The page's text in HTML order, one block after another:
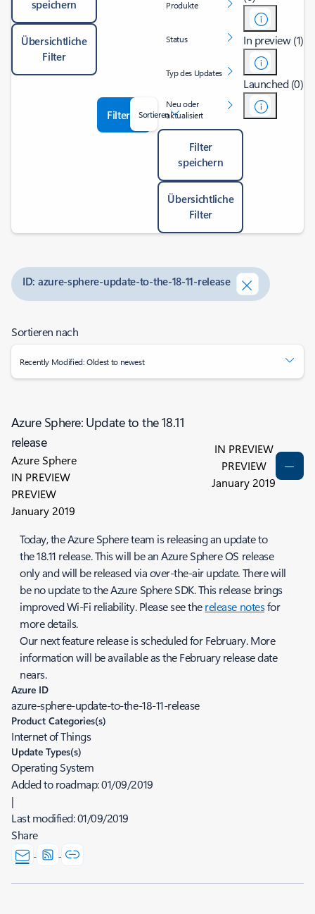
speichern
Übersichtliche
Filter
Filter Sortieren
Produkte
Status
Typ des Updates
Neu oder
aktualisiert
Filter
speichern
Übersichtliche
Filter
In preview (1)
Launched (0)
ID: azure-sphere-update-to-the-18-11-release
Sortieren nach
Recently Modified: Oldest to newest
Azure Sphere: Update to the 18.11
release
Azure Sphere
IN PREVIEW
PREVIEW
January 2019
IN PREVIEW
PREVIEW
January 2019
Today, the Azure Sphere team is releasing an update to
the 18.11 release. This will be an Azure Sphere OS release
only and will be released via over-the-air update. There will
be no update to the Azure Sphere SDK. This release brings
improved Wi-Fi reliability. Please see therelease notesfor
more details.
Our next feature release is scheduled for February. More
information will be available as the February release date
nears.
Azure ID
azure-sphere-update-to-the-18-11-release
Product Categories(s)
Internet of Things
Update Types(s)
Operating System
Added to roadmap:01/09/2019
|
Last modified:01/09/2019
Share